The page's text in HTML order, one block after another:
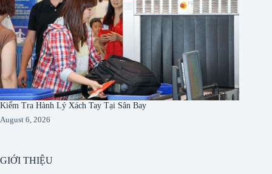
Kiểm Tra Hành Lý Xách Tay Tại Sân Bay
August 6, 2026
GIỚI THIỆU